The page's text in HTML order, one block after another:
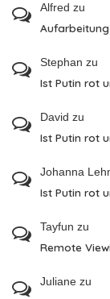
Alfred zu
Stephan zu
Ist Putin rot
David zu
Ist Putin rot
Johanna
Ist Putin rot
Tayfun zu
Remote
Juliane zu